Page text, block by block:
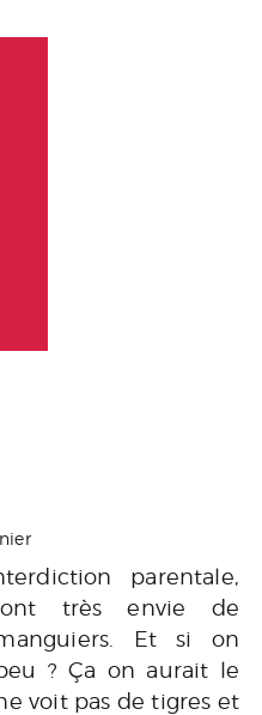
parentale,
très envie de
Et si on
? Ça on aurait le
voit pas de tigres et